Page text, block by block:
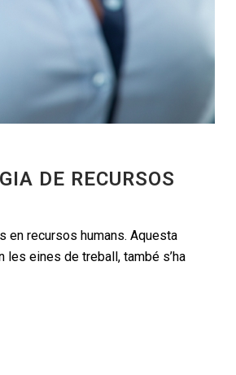
DE RECURSOS
en recursos humans. Aquesta
les eines de treball, també s’ha